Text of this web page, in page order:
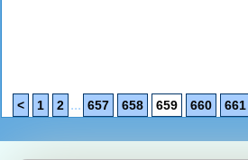
< 1 2 ... 657 658 659 660 661